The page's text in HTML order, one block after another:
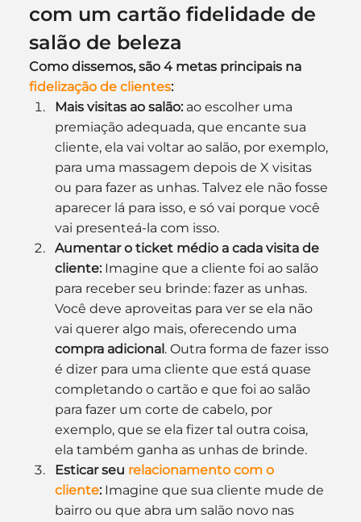
com um cartão fidelidade de
salão de beleza
Como dissemos, são 4 metas principais na
fidelização de clientes:
Mais visitas ao salão: ao escolher uma
premiação adequada, que encante sua
cliente, ela vai voltar ao salão, por exemplo,
para uma massagem depois de X visitas
ou para fazer as unhas. Talvez ele não fosse
aparecer lá para isso, e só vai porque você
vai presenteá-la com isso.
Aumentar o ticket médio a cada visita de
cliente: Imagine que a cliente foi ao salão
para receber seu brinde: fazer as unhas.
Você deve aproveitas para ver se ela não
vai querer algo mais, oferecendo uma
compra adicional. Outra forma de fazer isso
é dizer para uma cliente que está quase
completando o cartão e que foi ao salão
para fazer um corte de cabelo, por
exemplo, que se ela fizer tal outra coisa,
ela também ganha as unhas de brinde.
Esticar seu relacionamento com o
cliente: Imagine que sua cliente mude de
bairro ou que abra um salão novo nas